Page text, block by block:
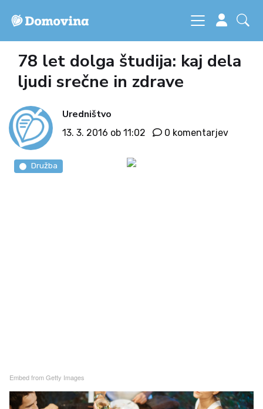
78 let dolga študija: kaj dela
ljudi srečne in zdrave
Uredništvo
13. 3. 2016 ob 11:02 0 komentarjev
Družba
Embed from Getty Images